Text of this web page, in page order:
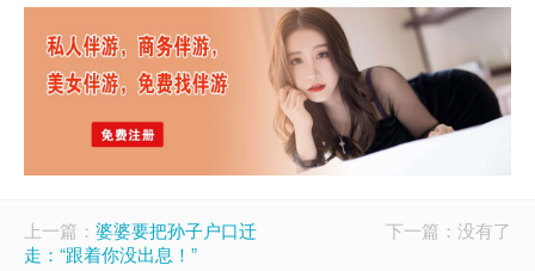
上一篇： 婆婆要把孙子户口迁
走：“跟着你没出息！”
下一篇：没有了